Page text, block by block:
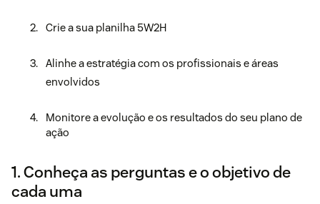
Crie a sua planilha 5W2H
Alinhe a estratégia com os profissionais e áreas
envolvidos
Monitore a evolução e os resultados do seu plano de
ação
1. Conheça as perguntas e o objetivo de
cada uma